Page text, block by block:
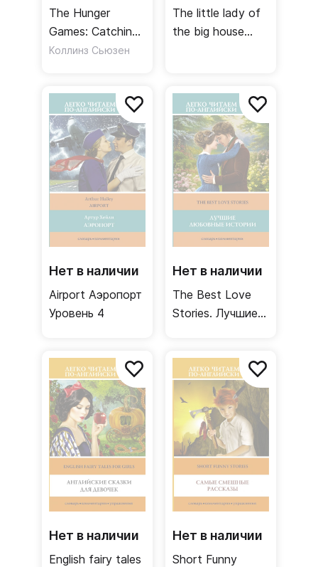
The Hunger
Games: Catching
fire Голодные
Коллинз Сьюзен
The little lady of
the big house
Уровень 3
Нет в наличии
Airport Аэропорт
Уровень 4
Нет в наличии
The Best Love
Stories. Лучшие
Нет в наличии
English fairy tales
Нет в наличии
Short Funny